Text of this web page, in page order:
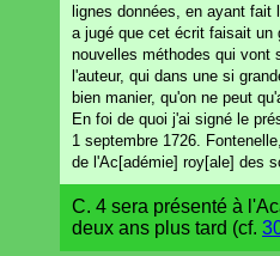
lignes données, en ayant fait
a jugé que cet écrit faisait un
nouvelles méthodes qui vont
l'auteur, qui dans une si
bien manier, qu'on ne peut
En foi de quoi j'ai signé le
1 septembre 1726.
de l'Ac[adémie] roy[ale] des
C. 4 sera présenté à
deux ans plus tard (cf.